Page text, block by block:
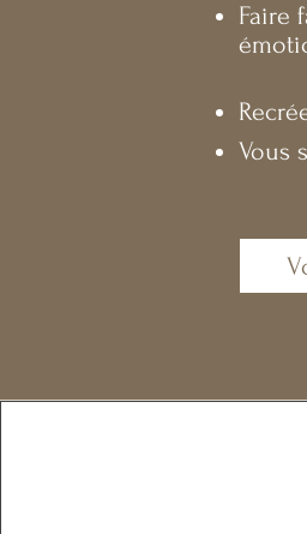
Faire
Vous